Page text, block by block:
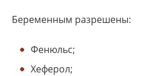
Беременным разрешены:
Фенюльс;
Хеферол;